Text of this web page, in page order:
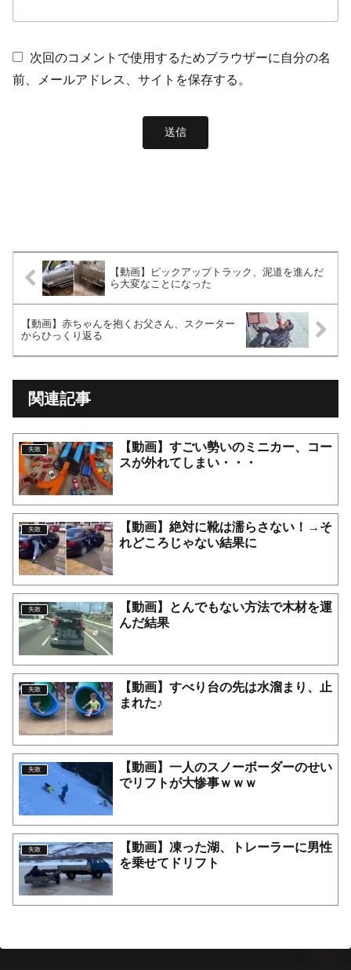
次回のコメントで使用するためブラウザーに自分の名
前、メールアドレス、サイトを保存する。
【動画】ピックアップトラック、泥道を進んだ
ら大変なことになった
【動画】赤ちゃんを抱くお父さん、スクーター
からひっくり返る
関連記事
失敗 【動画】すごい勢いのミニカー、コー
スが外れてしまい・・・
失敗 【動画】絶対に靴は濡らさない！→そ
れどころじゃない結果に
失敗 【動画】とんでもない方法で木材を運
んだ結果
失敗 【動画】すべり台の先は水溜まり、止
まれた♪
失敗 【動画】一人のスノーボーダーのせい
でリフトが大惨事ｗｗｗ
失敗 【動画】凍った湖、トレーラーに男性
を乗せてドリフト